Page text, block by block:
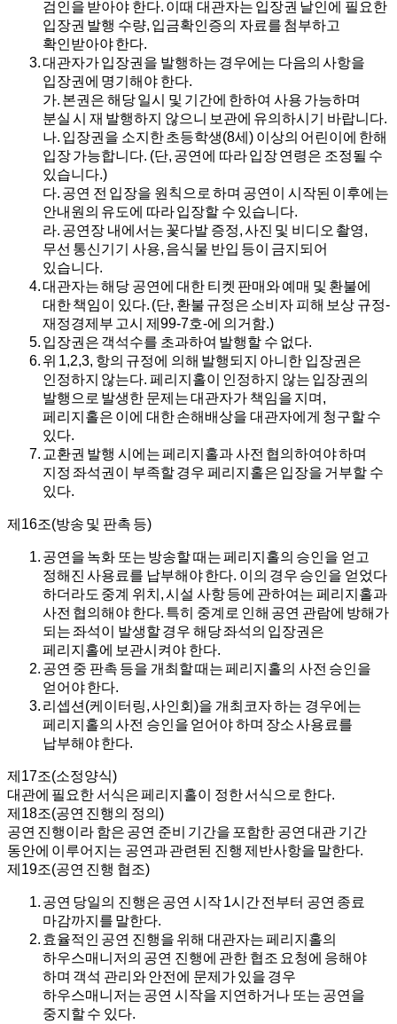
검인을 받아야 한다. 이때 대관자는 입장권 날인에 필요한
입장권 발행 수량, 입금확인증의 자료를 첨부하고
확인받아야 한다.
대관자가 입장권을 발행하는 경우에는 다음의 사항을
입장권에 명기해야 한다.
가. 본권은 해당 일시 및 기간에 한하여 사용 가능하며
분실 시 재 발행하지 않으니 보관에 유의하시기 바랍니다.
나. 입장권을 소지한 초등학생(8세) 이상의 어린이에 한해
입장 가능합니다. (단, 공연에 따라 입장 연령은 조정될 수
있습니다.)
다. 공연 전 입장을 원칙으로 하며 공연이 시작된 이후에는
안내원의 유도에 따라 입장할 수 있습니다.
라. 공연장 내에서는 꽃다발 증정, 사진 및 비디오 촬영,
무선 통신기기 사용, 음식물 반입 등이 금지되어
있습니다.
대관자는 해당 공연에 대한 티켓 판매와 예매 및 환불에
대한 책임이 있다. (단, 환불 규정은 소비자 피해 보상 규정-
재정경제부 고시 제99-7호-에 의거함.)
입장권은 객석수를 초과하여 발행할 수 없다.
위 1,2,3, 항의 규정에 의해 발행되지 아니한 입장권은
인정하지 않는다. 페리지홀이 인정하지 않는 입장권의
발행으로 발생한 문제는 대관자가 책임을 지며,
페리지홀은 이에 대한 손해배상을 대관자에게 청구할 수
있다.
교환권 발행 시에는 페리지홀과 사전 협의하여야 하며
지정 좌석권이 부족할 경우 페리지홀은 입장을 거부할 수
있다.
제16조(방송 및 판촉 등)
공연을 녹화 또는 방송할 때는 페리지홀의 승인을 얻고
정해진 사용료를 납부해야 한다. 이의 경우 승인을 얻었다
하더라도 중계 위치, 시설 사항 등에 관하여는 페리지홀과
사전 협의해야 한다. 특히 중계로 인해 공연 관람에 방해가
되는 좌석이 발생할 경우 해당 좌석의 입장권은
페리지홀에 보관시켜야 한다.
공연 중 판촉 등을 개최할 때는 페리지홀의 사전 승인을
얻어야 한다.
리셉션(케이터링, 사인회)을 개최코자 하는 경우에는
페리지홀의 사전 승인을 얻어야 하며 장소 사용료를
납부해야 한다.
제17조(소정양식)
대관에 필요한 서식은 페리지홀이 정한 서식으로 한다.
제18조(공연 진행의 정의)
공연 진행이라 함은 공연 준비 기간을 포함한 공연 대관 기간
동안에 이루어지는 공연과 관련된 진행 제반사항을 말한다.
제19조(공연 진행 협조)
공연 당일의 진행은 공연 시작 1시간 전부터 공연 종료
마감까지를 말한다.
효율적인 공연 진행을 위해 대관자는 페리지홀의
하우스매니저의 공연 진행에 관한 협조 요청에 응해야
하며 객석 관리와 안전에 문제가 있을 경우
하우스매니저는 공연 시작을 지연하거나 또는 공연을
중지할 수 있다.